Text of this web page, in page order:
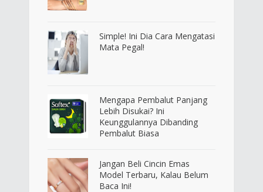
Simple! Ini Dia Cara Mengatasi
Mata Pegal!
Mengapa Pembalut Panjang
Lebih Disukai? Ini
Keunggulannya Dibanding
Pembalut Biasa
Jangan Beli Cincin Emas
Model Terbaru, Kalau Belum
Baca Ini!